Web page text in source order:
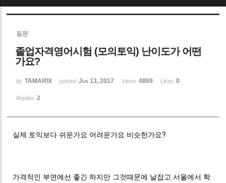
질문
졸업자격영어시험 (모의토익) 난이도가 어떤
가요?
by TAMARIX posted Jun 13, 2017 Views 4869 Likes 0
Replies 2
실제 토익보다 쉬운가요 어려운가요 비슷한가요?
가격적인 부면에선 좋긴 하지만 그것때문에 날잡고 서울에서 학
Sketchbook5, 스케치북5
Sketchbook5, 스케치북5